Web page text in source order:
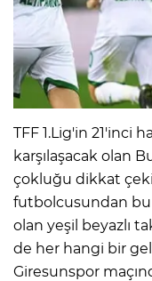
TFF 1.Lig'in 21'inci
karşılaşacak olan
çokluğu dikkat
futbolcusundan bu
olan yeşil beyazlı
de her hangi bir
Giresunspor